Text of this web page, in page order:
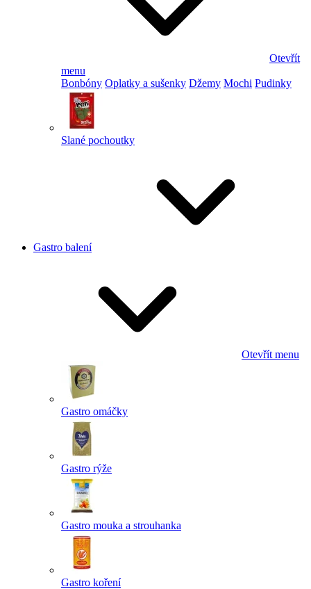
Otevřít
menu
Bonbóny Oplatky a sušenky Džemy Mochi Pudinky
Slané pochoutky
Gastro balení
Otevřít menu
Gastro omáčky
Gastro rýže
Gastro mouka a strouhanka
Gastro koření